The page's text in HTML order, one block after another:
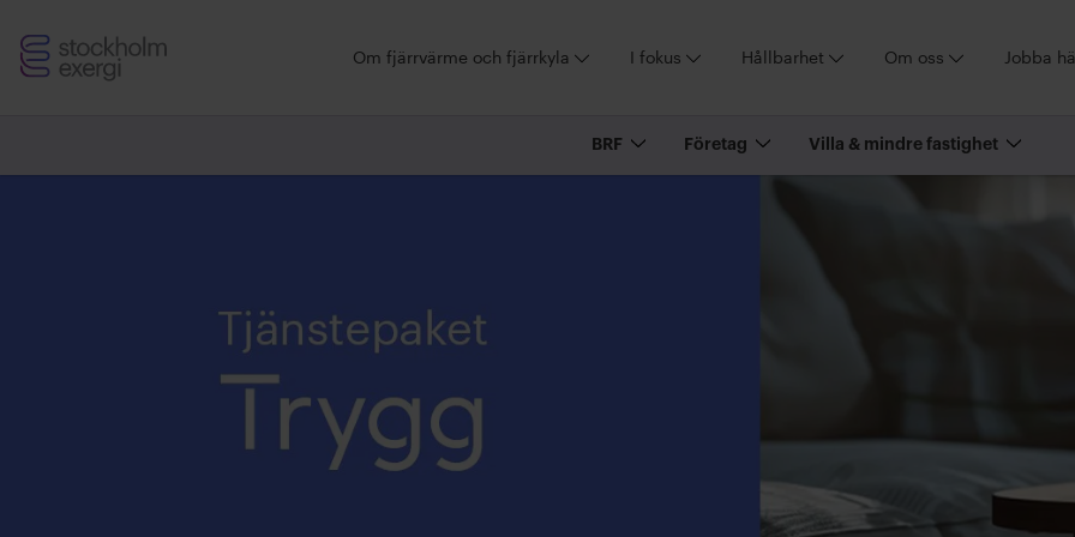
Stockholm
Exergi
Om fjärrvärme och fjärrkyla I fokus Hållbarhet Om oss Jobba
BRF Företag Villa & mindre fastighet